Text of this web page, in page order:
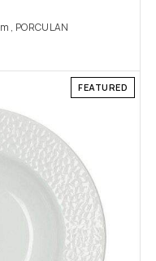
, PORCULAN
FEATURED